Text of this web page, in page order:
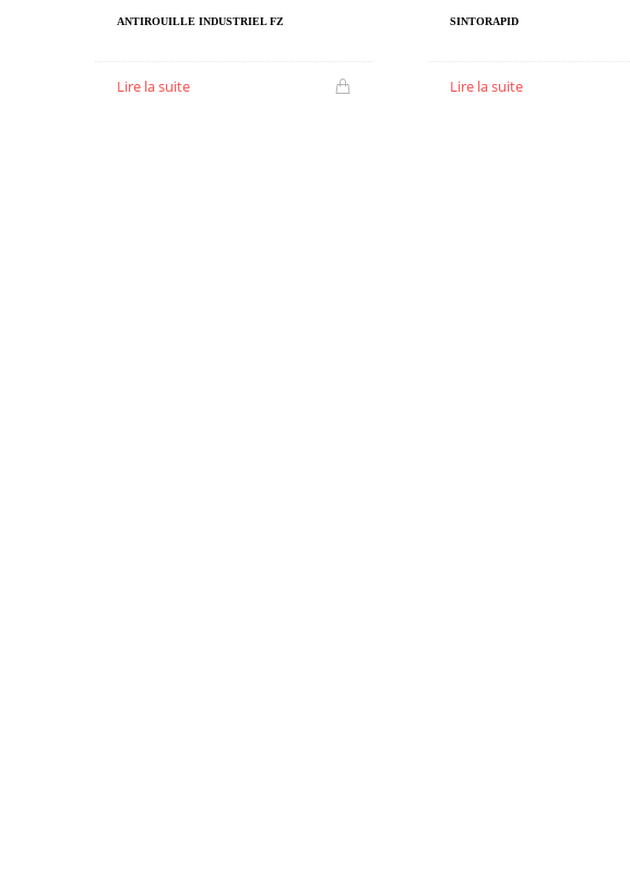
ANTIROUILLE INDUSTRIEL FZ
Lire la suite
SINTORAPID
Lire la suite